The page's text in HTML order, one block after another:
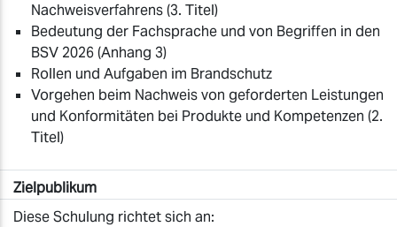
Nachweisverfahrens (3. Titel)
Bedeutung der Fachsprache und von Begriffen in den
BSV 2026 (Anhang 3)
Rollen und Aufgaben im Brandschutz
Vorgehen beim Nachweis von geforderten Leistungen
und Konformitäten bei Produkte und Kompetenzen (2.
Titel)
Zielpublikum
Diese Schulung richtet sich an: